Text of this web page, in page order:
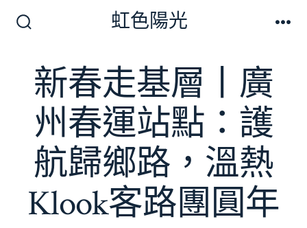
切
換
開
虹色陽光
新春走基層丨廣
州春運站點：護
航歸鄉路，溫熱
Klook客路團圓年